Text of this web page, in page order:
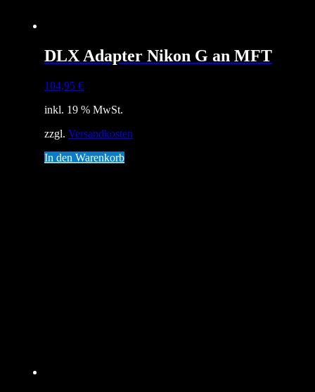
DLX Adapter Nikon G an MFT
104,95 €
inkl. 19 % MwSt.
zzgl. Versandkosten
In den Warenkorb